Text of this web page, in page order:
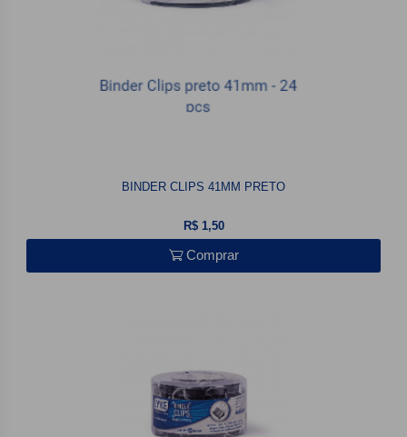
BINDER CLIPS 41MM PRETO
R$ 1,50
Comprar